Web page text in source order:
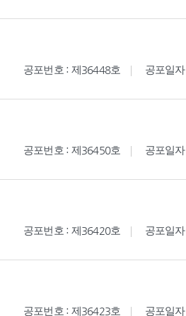
공포번호 : 제36448호 공포일
공포번호 : 제36450호 공포일
공포번호 : 제36420호 공포일
공포번호 : 제36423호 공포일